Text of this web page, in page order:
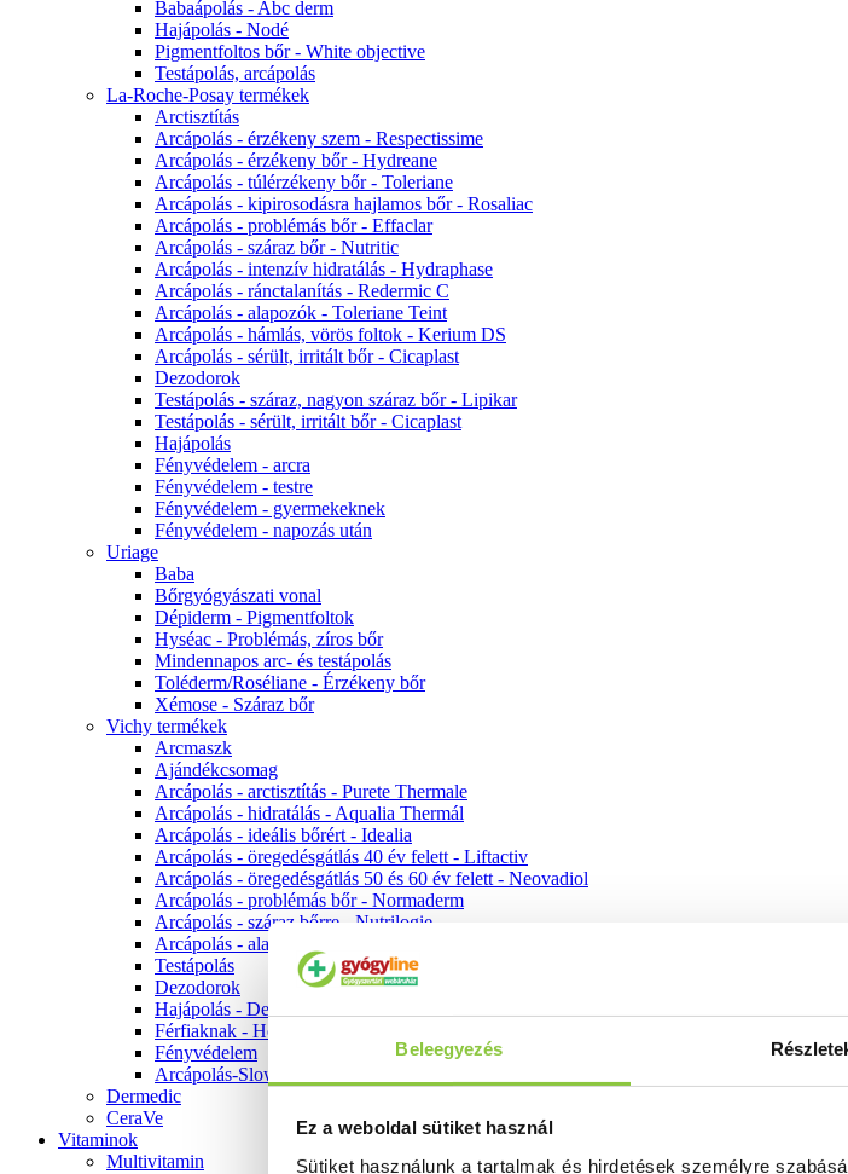
Beleegyezés
Ez a weboldal sütiket használ
Sütiket használunk a tartalmak és hirdetések személyre
Babaápolás - Abc derm
Hajápolás - Nodé
Pigmentfoltos bőr - White objective
Testápolás, arcápolás
La-Roche-Posay termékek
Arctisztítás
Arcápolás - érzékeny szem - Respectissime
Arcápolás - érzékeny bőr - Hydreane
Arcápolás - túlérzékeny bőr - Toleriane
Arcápolás - kipirosodásra hajlamos bőr - Rosaliac
Arcápolás - problémás bőr - Effaclar
Arcápolás - száraz bőr - Nutritic
Arcápolás - intenzív hidratálás - Hydraphase
Arcápolás - ránctalanítás - Redermic C
Arcápolás - alapozók - Toleriane Teint
Arcápolás - hámlás, vörös foltok - Kerium DS
Arcápolás - sérült, irritált bőr - Cicaplast
Dezodorok
Testápolás - száraz, nagyon száraz bőr - Lipikar
Testápolás - sérült, irritált bőr - Cicaplast
Hajápolás
Fényvédelem - arcra
Fényvédelem - testre
Fényvédelem - gyermekeknek
Fényvédelem - napozás után
Uriage
Baba
Bőrgyógyászati vonal
Dépiderm - Pigmentfoltok
Hyséac - Problémás, zíros bőr
Mindennapos arc- és testápolás
Toléderm/Roséliane - Érzékeny bőr
Xémose - Száraz bőr
Vichy termékek
Arcmaszk
Ajándékcsomag
Arcápolás - arctisztítás - Purete Thermale
Arcápolás - hidratálás - Aqualia Thermál
Arcápolás - ideális bőrért - Idealia
Arcápolás - öregedésgátlás 40 év felett - Liftactiv
Arcápolás - öregedésgátlás 50 és 60 év felett - Neovadiol
Arcápolás - problémás bőr - Normaderm
Arcápolás - száraz bőrre - Nutrilogie
Arcápolás - alapozók
Testápolás
Dezodorok
Hajápolás - Dercos
Férfiaknak - Homme
Fényvédelem
Arcápolás-Slow Age
Dermedic
CeraVe
Vitaminok
Multivitamin